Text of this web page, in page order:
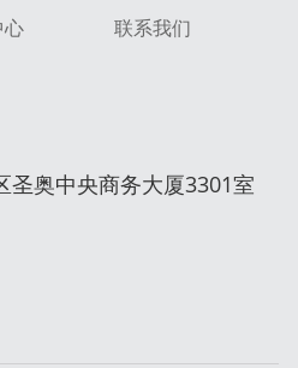
心
联系我们
圣奥中央商务大厦3301室